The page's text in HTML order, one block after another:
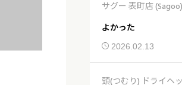
サグー 表町店 (Sagoo)
よかった
2026.02.13
頭(つむり) ドライヘ